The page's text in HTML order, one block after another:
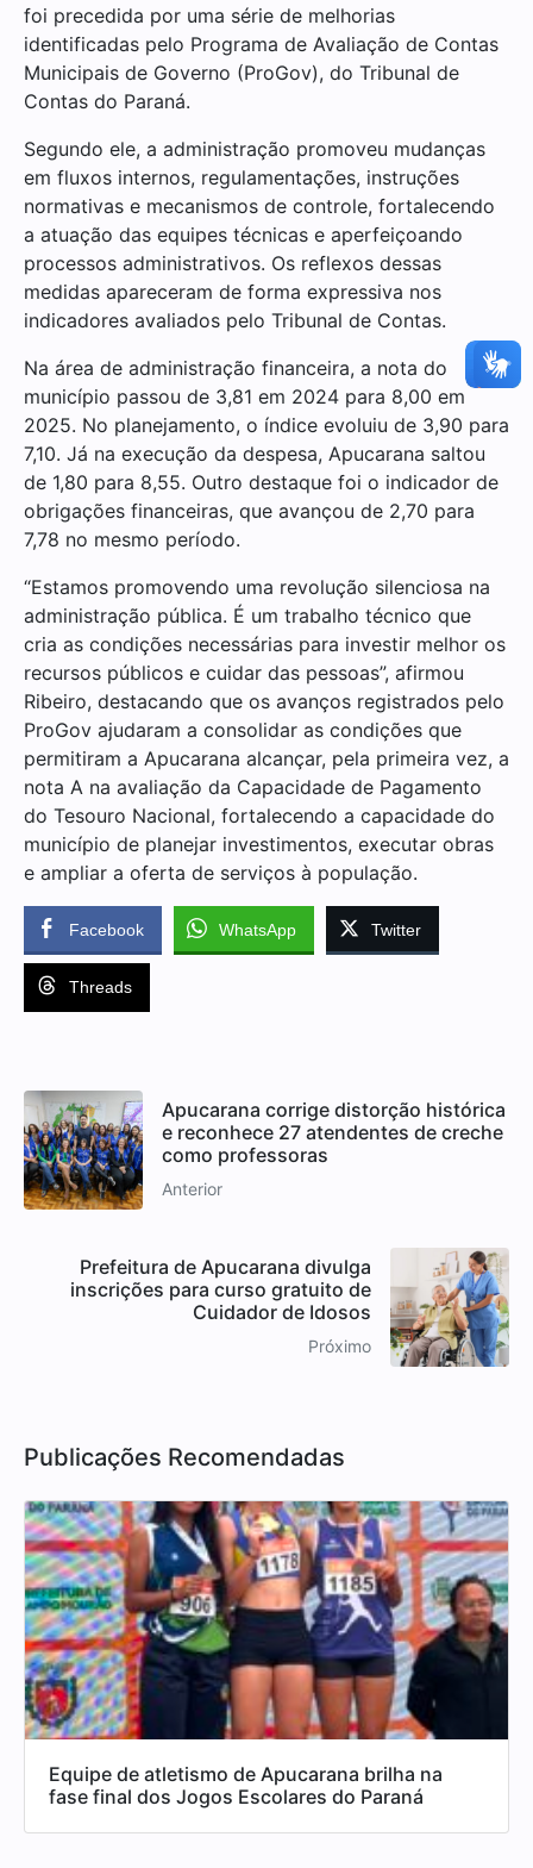
foi precedida por uma série de melhorias
identificadas pelo Programa de Avaliação de Contas
Municipais de Governo (ProGov), do Tribunal de
Contas do Paraná.
Segundo ele, a administração promoveu mudanças
em fluxos internos, regulamentações, instruções
normativas e mecanismos de controle, fortalecendo
a atuação das equipes técnicas e aperfeiçoando
processos administrativos. Os reflexos dessas
medidas apareceram de forma expressiva nos
indicadores avaliados pelo Tribunal de Contas.
Na área de administração financeira, a nota do
município passou de 3,81 em 2024 para 8,00 em
2025. No planejamento, o índice evoluiu de 3,90 para
7,10. Já na execução da despesa, Apucarana saltou
de 1,80 para 8,55. Outro destaque foi o indicador de
obrigações financeiras, que avançou de 2,70 para
7,78 no mesmo período.
“Estamos promovendo uma revolução silenciosa na
administração pública. É um trabalho técnico que
cria as condições necessárias para investir melhor os
recursos públicos e cuidar das pessoas”, afirmou
Ribeiro, destacando que os avanços registrados pelo
ProGov ajudaram a consolidar as condições que
permitiram a Apucarana alcançar, pela primeira vez, a
nota A na avaliação da Capacidade de Pagamento
do Tesouro Nacional, fortalecendo a capacidade do
município de planejar investimentos, executar obras
e ampliar a oferta de serviços à população.
Facebook WhatsApp Twitter
Threads
Apucarana corrige distorção histórica
e reconhece 27 atendentes de creche
como professoras
Anterior
Prefeitura de Apucarana divulga
inscrições para curso gratuito de
Cuidador de Idosos
Próximo
Publicações Recomendadas
Equipe de atletismo de Apucarana brilha na
fase final dos Jogos Escolares do Paraná